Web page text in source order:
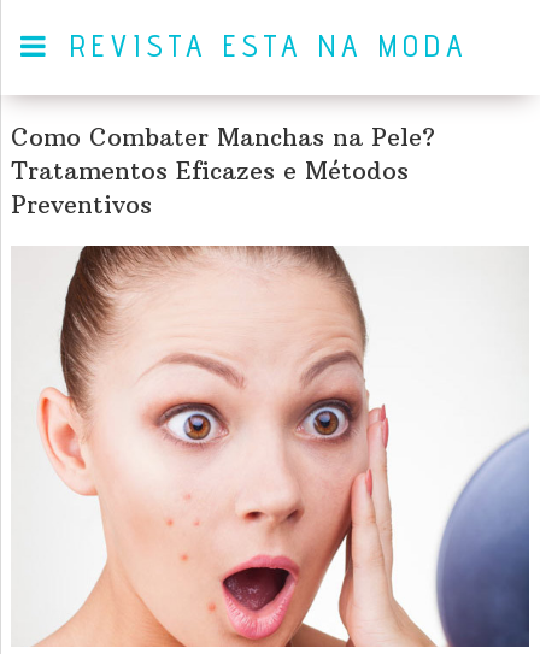
REVISTA ESTA NA MODA
Como Combater Manchas na Pele?
Tratamentos Eficazes e Métodos
Preventivos